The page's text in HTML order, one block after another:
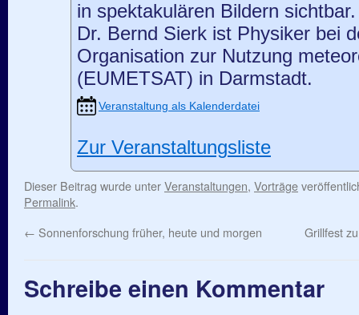
in spektakulären Bildern sichtbar.
Dr. Bernd Sierk ist Physiker bei
Organisation zur Nutzung
(EUMETSAT) in Darmstadt.
Veranstaltung als Kalenderdatei
Zur Veranstaltungsliste
Dieser Beitrag wurde unterVeranstaltungen, Vorträge
Permalink.
← Sonnenforschung früher, heute und morgen Grillfest
Schreibe einen Kommentar